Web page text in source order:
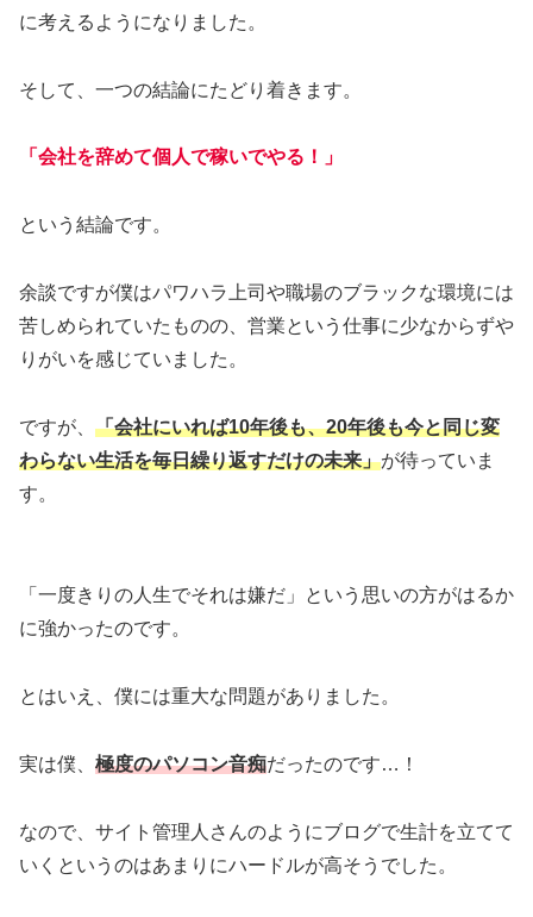
に考えるようになりました。
そして、一つの結論にたどり着きます。
「会社を辞めて個人で稼いでやる！」
という結論です。
余談ですが僕はパワハラ上司や職場のブラックな環境には
苦しめられていたものの、営業という仕事に少なからずや
りがいを感じていました。
ですが、 「会社にいれば10年後も、20年後も今と同じ変
わらない生活を毎日繰り返すだけの未来」が待っていま
す。
「一度きりの人生でそれは嫌だ」という思いの方がはるか
に強かったのです。
とはいえ、僕には重大な問題がありました。
実は僕、 極度のパソコン音痴だったのです…！
なので、サイト管理人さんのようにブログで生計を立てて
いくというのはあまりにハードルが高そうでした。